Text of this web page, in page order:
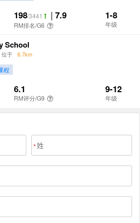
*